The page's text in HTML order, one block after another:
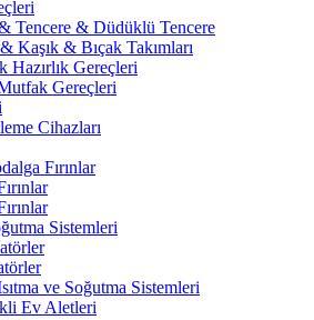
Tencere & Düdüklü Tencere
Kaşık & Bıçak Takımları
Hazırlık Gereçleri
Gereçleri
Cihazları
Fırınlar
Sistemleri
ve Soğutma Sistemleri
Ev Aletleri